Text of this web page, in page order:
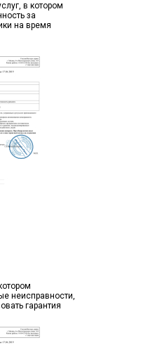
в котором
за
на время
неисправности,
гарантия